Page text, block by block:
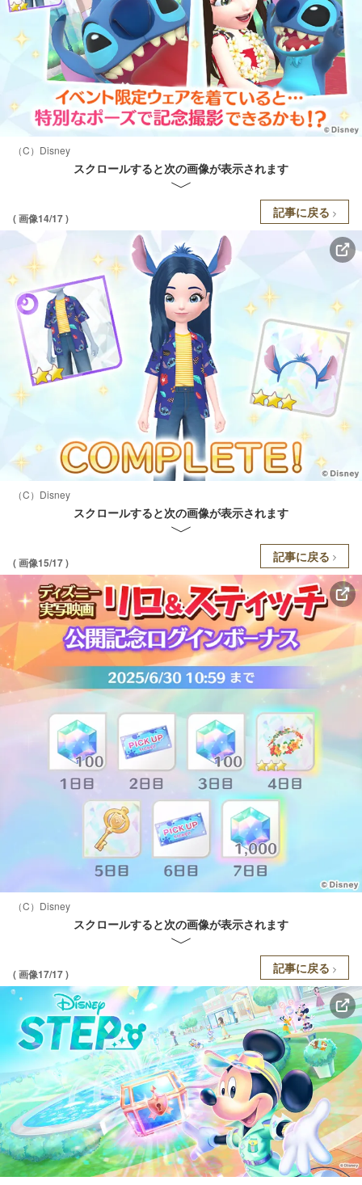
（C）Disney
スクロールすると次の画像が表示されます
( 画像14/17 ) 記事に戻る
（C）Disney
スクロールすると次の画像が表示されます
( 画像15/17 ) 記事に戻る
（C）Disney
スクロールすると次の画像が表示されます
( 画像17/17 ) 記事に戻る